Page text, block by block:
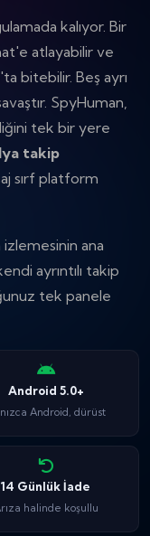
kalıyor. Bir
atlayabilir ve
bitebilir. Beş ayrı
SpyHuman,
tek bir yere
takip
sırf platform
ana
ayrıntılı takip
tek panele
Android 5.0+
Android, dürüst
14 Günlük İade
halinde koşullu